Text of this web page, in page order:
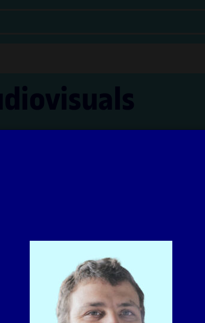
UOC han estat coordinats per
1.